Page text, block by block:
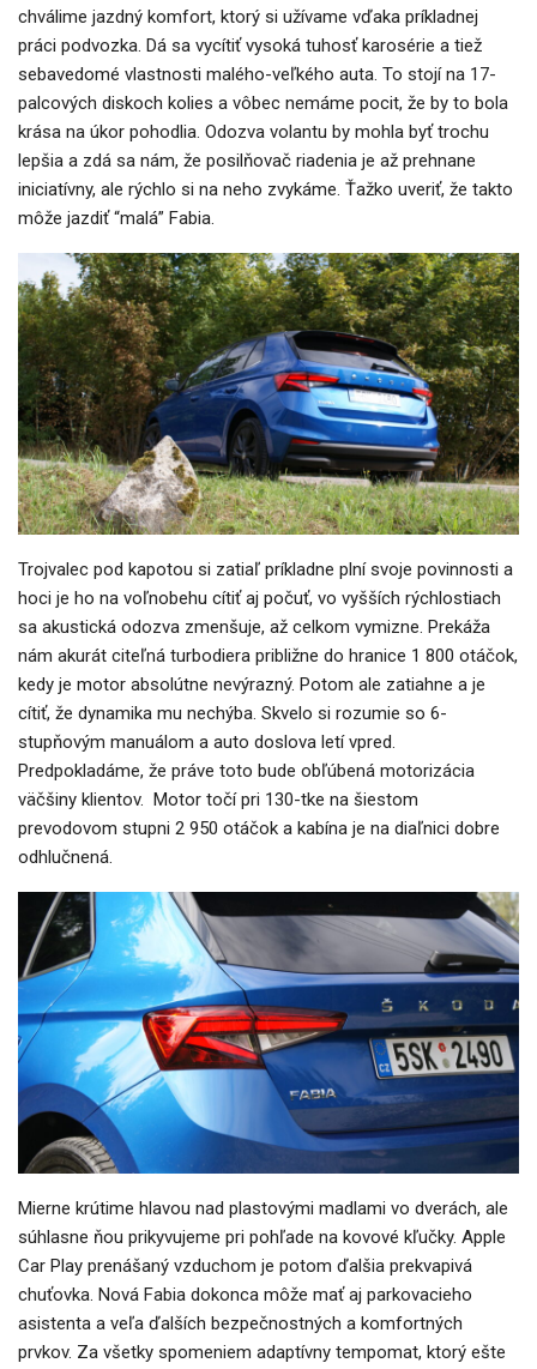
chválime jazdný komfort, ktorý si užívame vďaka príkladnej
práci podvozka. Dá sa vycítiť vysoká tuhosť karosérie a tiež
sebavedomé vlastnosti malého-veľkého auta. To stojí na 17-
palcových diskoch kolies a vôbec nemáme pocit, že by to bola
krása na úkor pohodlia. Odozva volantu by mohla byť trochu
lepšia a zdá sa nám, že posilňovač riadenia je až prehnane
iniciatívny, ale rýchlo si na neho zvykáme. Ťažko uveriť, že takto
môže jazdiť “malá” Fabia.
Trojvalec pod kapotou si zatiaľ príkladne plní svoje povinnosti a
hoci je ho na voľnobehu cítiť aj počuť, vo vyšších rýchlostiach
sa akustická odozva zmenšuje, až celkom vymizne. Prekáža
nám akurát citeľná turbodiera približne do hranice 1 800 otáčok,
kedy je motor absolútne nevýrazný. Potom ale zatiahne a je
cítiť, že dynamika mu nechýba. Skvelo si rozumie so 6-
stupňovým manuálom a auto doslova letí vpred.
Predpokladáme, že práve toto bude obľúbená motorizácia
väčšiny klientov. Motor točí pri 130-tke na šiestom
prevodovom stupni 2 950 otáčok a kabína je na diaľnici dobre
odhlučnená.
Mierne krútime hlavou nad plastovými madlami vo dverách, ale
súhlasne ňou prikyvujeme pri pohľade na kovové kľučky. Apple
Car Play prenášaný vzduchom je potom ďalšia prekvapivá
chuťovka. Nová Fabia dokonca môže mať aj parkovacieho
asistenta a veľa ďalších bezpečnostných a komfortných
prvkov. Za všetky spomeniem adaptívny tempomat, ktorý ešte